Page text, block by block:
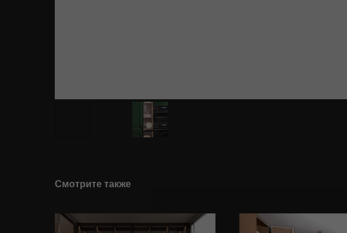
Смотрите также